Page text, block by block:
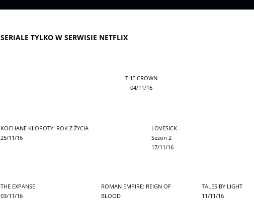
SERIALE TYLKO W SERWISIE NETFLIX
THE CROWN
04/11/16
KOCHANE KŁOPOTY: ROK Z ŻYCIA
25/11/16
LOVESICK
Sezon 2
17/11/16
THE EXPANSE
03/11/16
ROMAN EMPIRE: REIGN OF
BLOOD
TALES BY LIGHT
11/11/16